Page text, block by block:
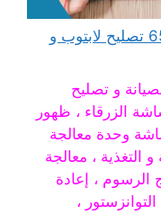
مهندس كمبيوتر الصليبية 65511033 تصليح لابتوب و
و تصليح
الزرقاء ، ظهور
وحدة معالجة
، معالجة
الرسوم ، إعادة
،